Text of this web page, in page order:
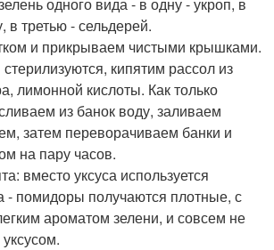
в третью - сельдерей.
и прикрываем чистыми крышками.
кипятим рассол из
лимонной кислоты. Как только
из банок воду, заливаем
затем переворачиваем банки и
на пару часов.
вместо уксуса используется
- помидоры получаются плотные, с
ароматом зелени, и совсем не